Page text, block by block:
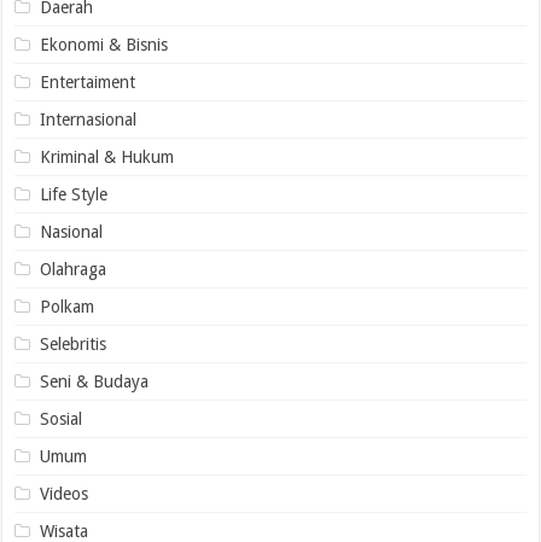
Daerah
Ekonomi & Bisnis
Entertaiment
Internasional
Kriminal & Hukum
Life Style
Nasional
Olahraga
Polkam
Selebritis
Seni & Budaya
Sosial
Umum
Videos
Wisata